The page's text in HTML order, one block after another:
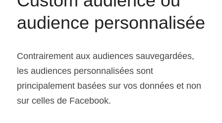
audience personnalisée
Contrairement aux audiences sauvegardées,
les audiences personnalisées sont
principalement basées sur vos données et non
sur celles de Facebook.